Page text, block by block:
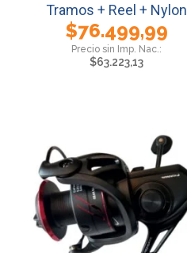
Tramos + Reel + Nylon
$76.499,99
$63.223,13